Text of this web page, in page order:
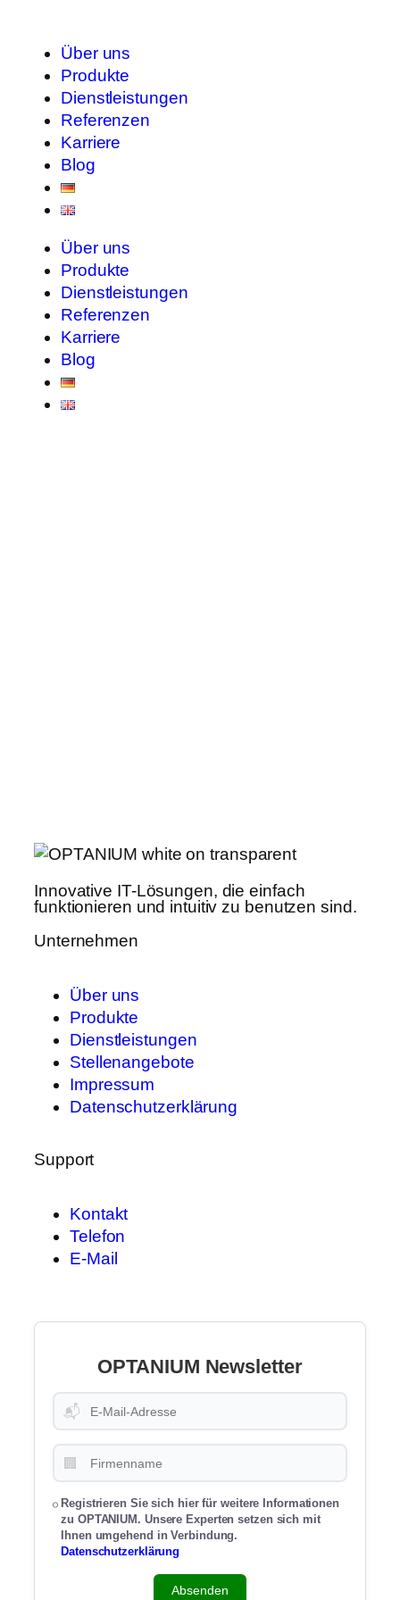
Über uns
Produkte
Dienstleistungen
Referenzen
Karriere
Blog
Über uns
Produkte
Dienstleistungen
Referenzen
Karriere
Blog
Innovative IT-Lösungen, die einfach
funktionieren und intuitiv zu benutzen sind.
Unternehmen
Über uns
Produkte
Dienstleistungen
Stellenangebote
Impressum
Datenschutzerklärung
Support
Kontakt
Telefon
E-Mail
OPTANIUM Newsletter
📬
🏢
Registrieren Sie sich hier für weitere Informationen
zu OPTANIUM. Unsere Experten setzen sich mit
Ihnen umgehend in Verbindung.
Datenschutzerklärung
Absenden